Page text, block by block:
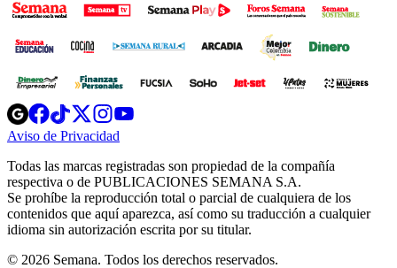
Opens
in
new
Opens
in
new
Opens
in
new
window
Opens
new
windowwindow
Aviso de Privacidad
new
window
Todas las marcas registradas son propiedad de la compañía
respectiva o de PUBLICACIONES SEMANA S.A.
Se prohíbe la reproducción total o parcial de cualquiera de los
contenidos que aquí aparezca, así como su traducción a cualquier
idioma sin autorización escrita por su titular.
© 2026 Semana. Todos los derechos reservados.